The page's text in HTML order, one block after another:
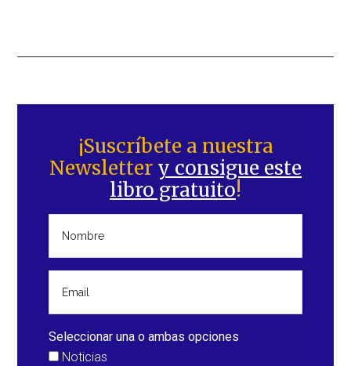
lateral
principal
¡Suscríbete a nuestra
Newsletter y consigue este
libro gratuito!
Seleccionar una o ambas opciones
Noticias